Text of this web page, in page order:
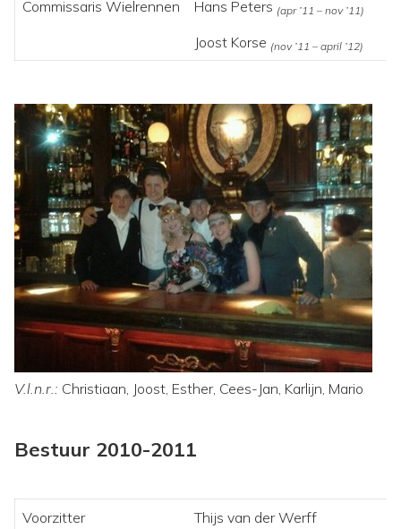
Commissaris Wielrennen Hans Peters (apr ’11 – nov ’11)
Joost Korse (nov ’11 – april ’12)
V.l.n.r.: Christiaan, Joost, Esther, Cees-Jan, Karlijn, Mario
Bestuur 2010-2011
Voorzitter
Thijs van der Werff